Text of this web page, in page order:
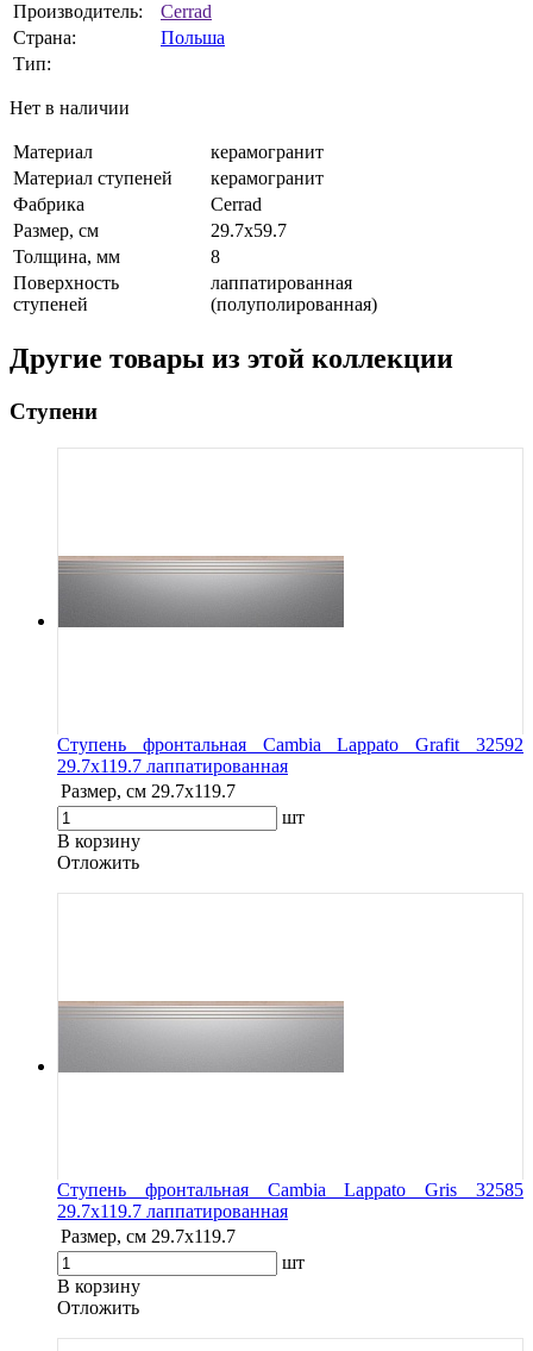
Производитель:
Cerrad
Страна:
Польша
Тип:
Нет в наличии
Материал
керамогранит
Материал ступеней
керамогранит
Фабрика
Cerrad
Размер, см
29.7x59.7
Толщина, мм
8
Поверхность
ступеней
лаппатированная
(полуполированная)
Другие товары из этой коллекции
Ступени
Ступень фронтальная Cambia Lappato Grafit 32592
29.7x119.7 лаппатированная
Размер, см 29.7x119.7
шт
В корзину
Oтложить
Ступень фронтальная Cambia Lappato Gris 32585
29.7x119.7 лаппатированная
Размер, см 29.7x119.7
шт
В корзину
Oтложить